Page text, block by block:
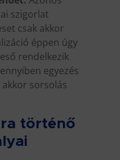
szigorlat
csak akkor
éppen úgy
rendelkezik
egyezés
sorsolás
történő